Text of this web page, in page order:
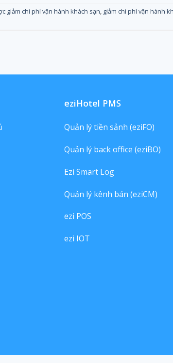
giảm chi phí vận hành khách sạn, giảm chi phí vận hành
eziHotel PMS
Quản lý tiền sảnh (eziFO)
Quản lý back office (eziBO)
Ezi Smart Log
Quản lý kênh bán (eziCM)
ezi POS
ezi IOT